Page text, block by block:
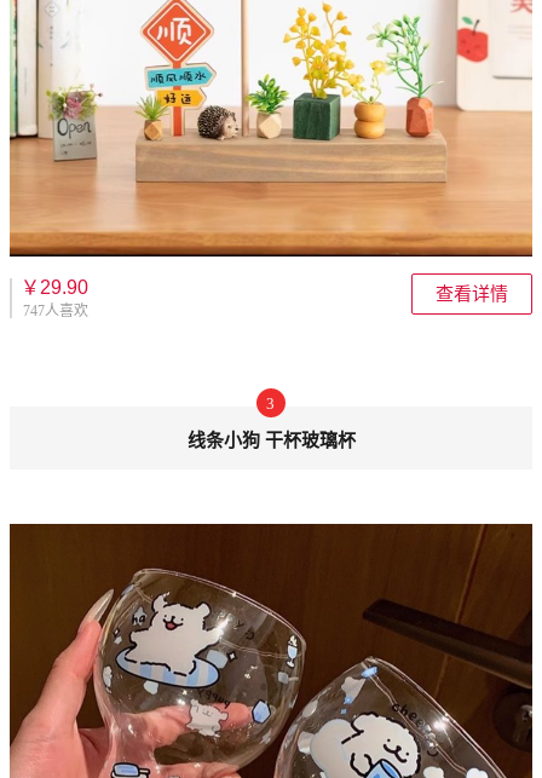
￥29.90
747人喜欢
查看详情
3
线条小狗 干杯玻璃杯